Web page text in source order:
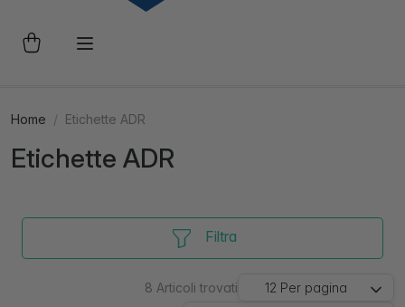
Home Etichette ADR
Etichette ADR
Filtra
8 Articoli trovati 12 Per pagina